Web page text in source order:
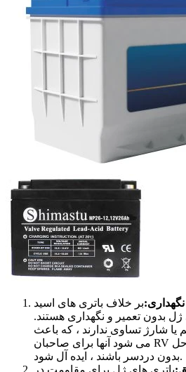
بر خلاف باتری های اسید
بدون تعمیر و نگهداری هستند.
یا شارژ تساوی ندارند ، که باعث
می شود آنها برای صاحبان RV که می خواهند یک راه حل
بدون دردسر باشند ، ایده آل شود.
باتری های ژل برای مقاومت در